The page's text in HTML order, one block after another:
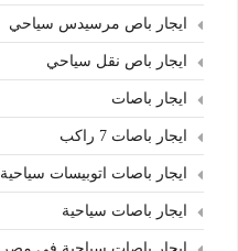
ايجار باص مرسيدس سياحي
ايجار باص نقل سياحي
ايجار باصات
ايجار باصات 7 راكب
ايجار باصات اتوبيسات سياحية
ايجار باصات سياحية